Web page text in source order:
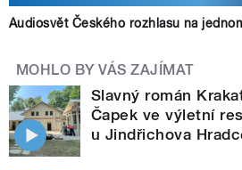
Audiosvět Českého rozhlasu na
MOHLO BY VÁS ZAJÍMAT
Slavný román
Čapek ve výletní
u Jindřichova